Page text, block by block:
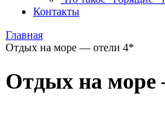
Контакты
Главная
Отдых на море — отели 4*
Отдых на море